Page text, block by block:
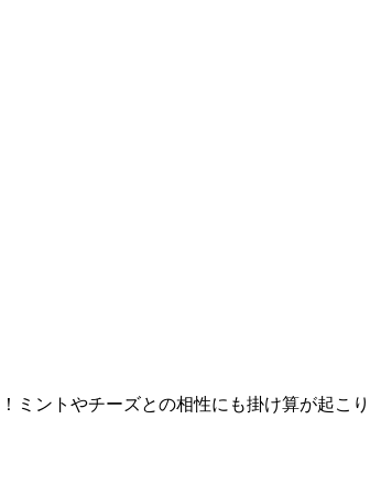
ミントやチーズとの相性にも掛け算が起こ